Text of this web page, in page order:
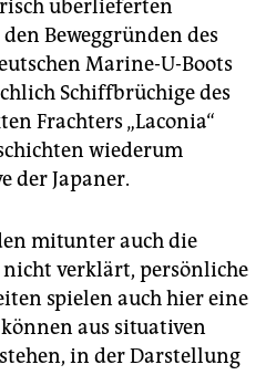
überlieferten
Beweggründen des
Marine-U-Boots
Schiffbrüchige des
Frachters „Laconia“
wiederum
der Japaner.
mitunter auch die
verklärt, persönliche
spielen auch hier eine
aus situativen
in der Darstellung